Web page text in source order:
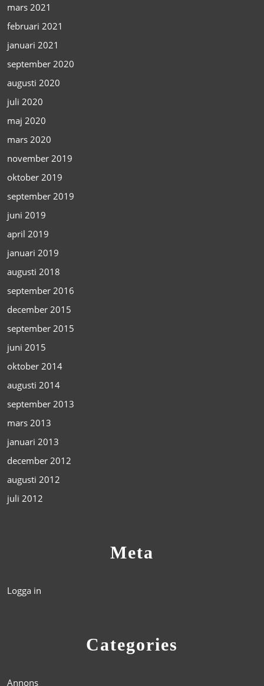
mars 2021
februari 2021
januari 2021
september 2020
augusti 2020
juli 2020
maj 2020
mars 2020
november 2019
oktober 2019
september 2019
juni 2019
april 2019
januari 2019
augusti 2018
september 2016
december 2015
september 2015
juni 2015
oktober 2014
augusti 2014
september 2013
mars 2013
januari 2013
december 2012
augusti 2012
juli 2012
Meta
Logga in
Categories
Annons